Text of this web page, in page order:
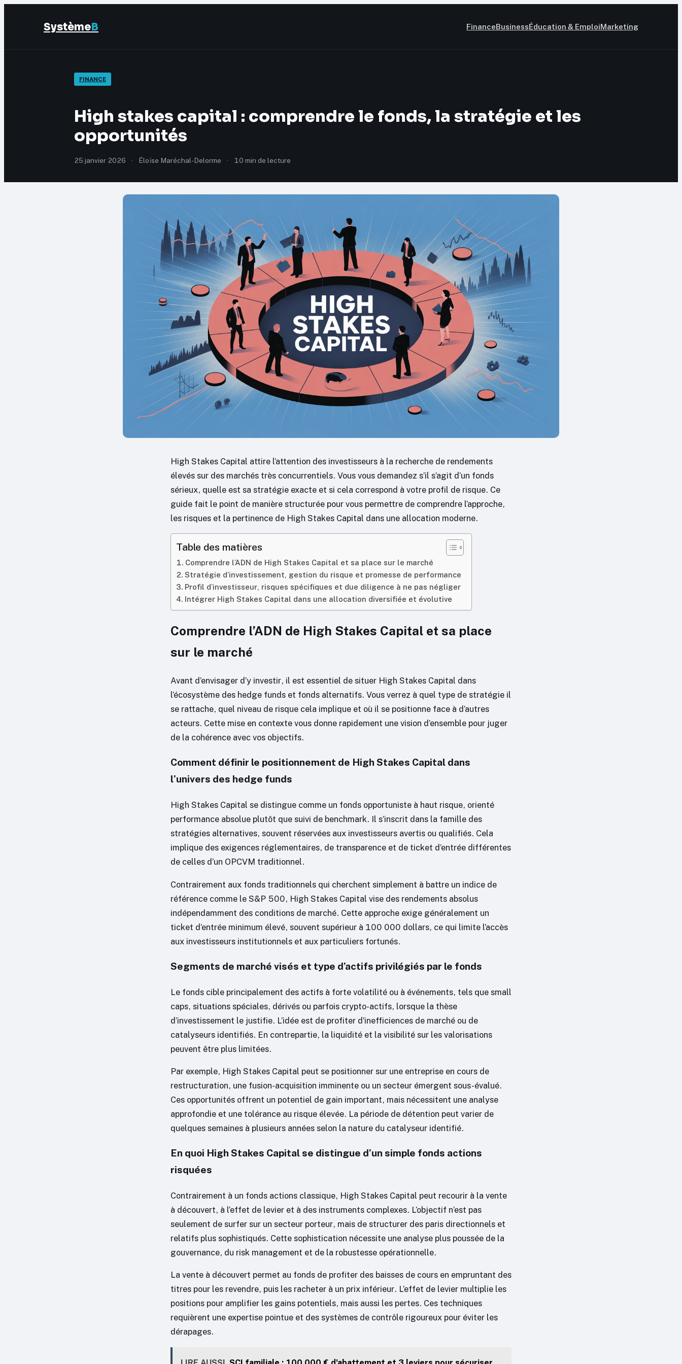
SystèmeB FinanceBusinessÉducation & EmploiMarketing
FINANCE
High stakes capital : comprendre le fonds, la stratégie et les
opportunités
25 janvier 2026 · Éloïse Maréchal-Delorme · 10 min de lecture
High Stakes Capital attire l’attention des investisseurs à la recherche de rendements
élevés sur des marchés très concurrentiels. Vous vous demandez s’il s’agit d’un fonds
sérieux, quelle est sa stratégie exacte et si cela correspond à votre profil de risque. Ce
guide fait le point de manière structurée pour vous permettre de comprendre l’approche,
les risques et la pertinence de High Stakes Capital dans une allocation moderne.
Table des matières
Comprendre l’ADN de High Stakes Capital et sa place sur le marché
Stratégie d’investissement, gestion du risque et promesse de performance
Profil d’investisseur, risques spécifiques et due diligence à ne pas négliger
Intégrer High Stakes Capital dans une allocation diversifiée et évolutive
Comprendre l’ADN de High Stakes Capital et sa place
sur le marché
Avant d’envisager d’y investir, il est essentiel de situer High Stakes Capital dans
l’écosystème des hedge funds et fonds alternatifs. Vous verrez à quel type de stratégie il
se rattache, quel niveau de risque cela implique et où il se positionne face à d’autres
acteurs. Cette mise en contexte vous donne rapidement une vision d’ensemble pour juger
de la cohérence avec vos objectifs.
Comment définir le positionnement de High Stakes Capital dans
l’univers des hedge funds
High Stakes Capital se distingue comme un fonds opportuniste à haut risque, orienté
performance absolue plutôt que suivi de benchmark. Il s’inscrit dans la famille des
stratégies alternatives, souvent réservées aux investisseurs avertis ou qualifiés. Cela
implique des exigences réglementaires, de transparence et de ticket d’entrée différentes
de celles d’un OPCVM traditionnel.
Contrairement aux fonds traditionnels qui cherchent simplement à battre un indice de
référence comme le S&P 500, High Stakes Capital vise des rendements absolus
indépendamment des conditions de marché. Cette approche exige généralement un
ticket d’entrée minimum élevé, souvent supérieur à 100 000 dollars, ce qui limite l’accès
aux investisseurs institutionnels et aux particuliers fortunés.
Segments de marché visés et type d’actifs privilégiés par le fonds
Le fonds cible principalement des actifs à forte volatilité ou à événements, tels que small
caps, situations spéciales, dérivés ou parfois crypto-actifs, lorsque la thèse
d’investissement le justifie. L’idée est de profiter d’inefficiences de marché ou de
catalyseurs identifiés. En contrepartie, la liquidité et la visibilité sur les valorisations
peuvent être plus limitées.
Par exemple, High Stakes Capital peut se positionner sur une entreprise en cours de
restructuration, une fusion-acquisition imminente ou un secteur émergent sous-évalué.
Ces opportunités offrent un potentiel de gain important, mais nécessitent une analyse
approfondie et une tolérance au risque élevée. La période de détention peut varier de
quelques semaines à plusieurs années selon la nature du catalyseur identifié.
En quoi High Stakes Capital se distingue d’un simple fonds actions
risquées
Contrairement à un fonds actions classique, High Stakes Capital peut recourir à la vente
à découvert, à l’effet de levier et à des instruments complexes. L’objectif n’est pas
seulement de surfer sur un secteur porteur, mais de structurer des paris directionnels et
relatifs plus sophistiqués. Cette sophistication nécessite une analyse plus poussée de la
gouvernance, du risk management et de la robustesse opérationnelle.
La vente à découvert permet au fonds de profiter des baisses de cours en empruntant des
titres pour les revendre, puis les racheter à un prix inférieur. L’effet de levier multiplie les
positions pour amplifier les gains potentiels, mais aussi les pertes. Ces techniques
requièrent une expertise pointue et des systèmes de contrôle rigoureux pour éviter les
dérapages.